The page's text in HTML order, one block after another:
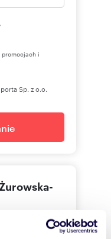
i
Sp. z o.o.